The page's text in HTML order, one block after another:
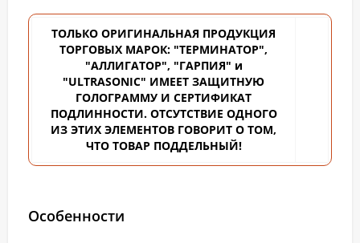
ТОЛЬКО ОРИГИНАЛЬНАЯ ПРОДУКЦИЯ
ТОРГОВЫХ МАРОК: "ТЕРМИНАТОР",
"АЛЛИГАТОР", "ГАРПИЯ" и
"ULTRASONIC" ИМЕЕТ ЗАЩИТНУЮ
ГОЛОГРАММУ И СЕРТИФИКАТ
ПОДЛИННОСТИ. ОТСУТСТВИЕ ОДНОГО
ИЗ ЭТИХ ЭЛЕМЕНТОВ ГОВОРИТ О ТОМ,
ЧТО ТОВАР ПОДДЕЛЬНЫЙ!
Особенности